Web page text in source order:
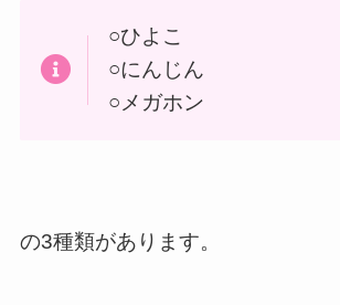
○ひよこ
○にんじん
○メガホン
の3種類があります。